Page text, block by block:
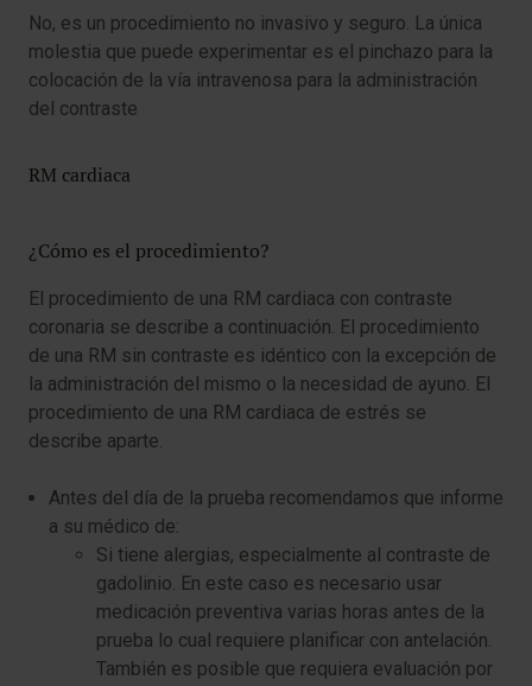
No, es un procedimiento no invasivo y seguro. La única
molestia que puede experimentar es el pinchazo para la
colocación de la vía intravenosa para la administración
del contraste
RM cardiaca
¿Cómo es el procedimiento?
El procedimiento de una RM cardiaca con contraste
coronaria se describe a continuación. El procedimiento
de una RM sin contraste es idéntico con la excepción de
la administración del mismo o la necesidad de ayuno. El
procedimiento de una RM cardiaca de estrés se
describe aparte.
Antes del día de la prueba recomendamos que informe
a su médico de:
Si tiene alergias, especialmente al contraste de
gadolinio. En este caso es necesario usar
medicación preventiva varias horas antes de la
prueba lo cual requiere planificar con antelación.
También es posible que requiera evaluación por